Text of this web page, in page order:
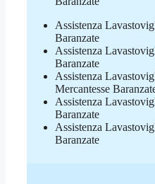
Assistenza
Baranzate
Assistenza
Baranzate
Assistenza
Mercantesse
Assistenza
Baranzate
Assistenza
Baranzate